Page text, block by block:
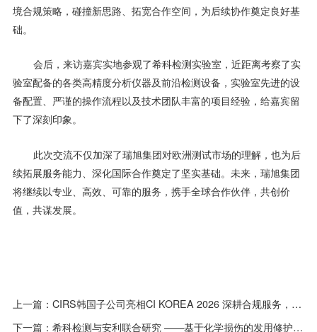
境合规策略，碰撞新思路、拓宽合作空间，为后续协作奠定良好基
础。
会后，来访嘉宾实地参观了希科检测实验室，近距离考察了实
验室配备的各类高精度分析仪器及前沿检测设备，实验室先进的设
备配置、严谨的操作流程以及技术团队丰富的项目经验，给嘉宾留
下了深刻印象。
此次交流不仅加深了瑞旭集团对欧洲测试市场的理解，也为后
续拓展服务能力、深化国际合作奠定了坚实基础。未来，瑞旭集团
将继续以专业、高效、可靠的服务，携手全球合作伙伴，共创价
值，共谋发展。
上一篇： CIRS韩国子公司亮相CI KOREA 2026 深耕合规服务，接待百余家企业咨询并举办专题研讨会
下一篇： 希科检测与安利联合研究 ——基于化学损伤的发用修护功效评价方法 登载核心期刊